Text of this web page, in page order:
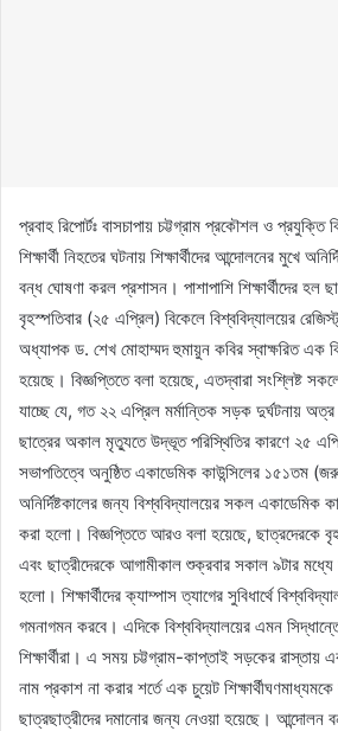
প্রবাহ রিপোর্টঃ বাসচাপায় চট্টগ্রাম প্রকৌশল ও প্রযুক্তি
শিক্ষার্থী নিহতের ঘটনায় শিক্ষার্থীদের আন্দোলনের মুখে
বন্ধ ঘোষণা করল প্রশাসন। পাশাপাশি শিক্ষার্থীদের হল
বৃহস্পতিবার (২৫ এপ্রিল) বিকেলে বিশ্ববিদ্যালয়ের
অধ্যাপক ড. শেখ মোহাম্মদ হুমায়ুন কবির স্বাক্ষরিত এক
হয়েছে। বিজ্ঞপ্তিতে বলা হয়েছে, এতদ্বারা সংশ্লিষ্ট
যাচ্ছে যে, গত ২২ এপ্রিল মর্মান্তিক সড়ক দুর্ঘটনায় অত্র
ছাত্রের অকাল মৃত্যুতে উদ্ভূত পরিস্থিতির কারণে ২৫
সভাপতিত্বে অনুষ্ঠিত একাডেমিক কাউন্সিলের ১৫১তম
অনির্দিষ্টকালের জন্য বিশ্ববিদ্যালয়ের সকল একাডেমিক
করা হলো। বিজ্ঞপ্তিতে আরও বলা হয়েছে, ছাত্রদেরকে
এবং ছাত্রীদেরকে আগামীকাল শুক্রবার সকাল ৯টার মধ্যে
হলো। শিক্ষার্থীদের ক্যাম্পাস ত্যাগের সুবিধার্থে
গমনাগমন করবে। এদিকে বিশ্ববিদ্যালয়ের এমন
শিক্ষার্থীরা। এ সময় চট্টগ্রাম-কাপ্তাই সড়কের রাস্তায়
নাম প্রকাশ না করার শর্তে এক চুয়েট
ছাত্রছাত্রীদের দমানোর জন্য নেওয়া হয়েছে।